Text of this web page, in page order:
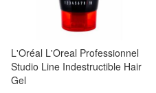
L'Oréal L'Oreal Professionnel
Studio Line Indestructible Hair
Gel